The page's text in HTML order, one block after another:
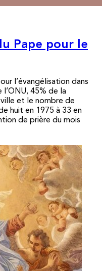
Pape pour le
l’évangélisation dans
45% de la
et le nombre de
huit en 1975 à 33 en
de prière du mois